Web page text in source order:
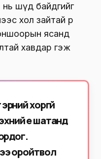
нь шүд байдгийг
хол зайтай өөр
ясанд
хавдар гэж
хоргүй
үе шатанд
оройтвол